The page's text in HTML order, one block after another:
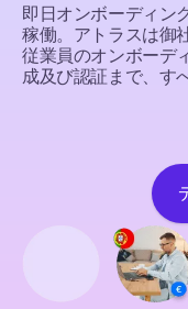
即日オンボーディン
稼働。アトラスは御
従業員のオンボーデ
成及び認証まで、す